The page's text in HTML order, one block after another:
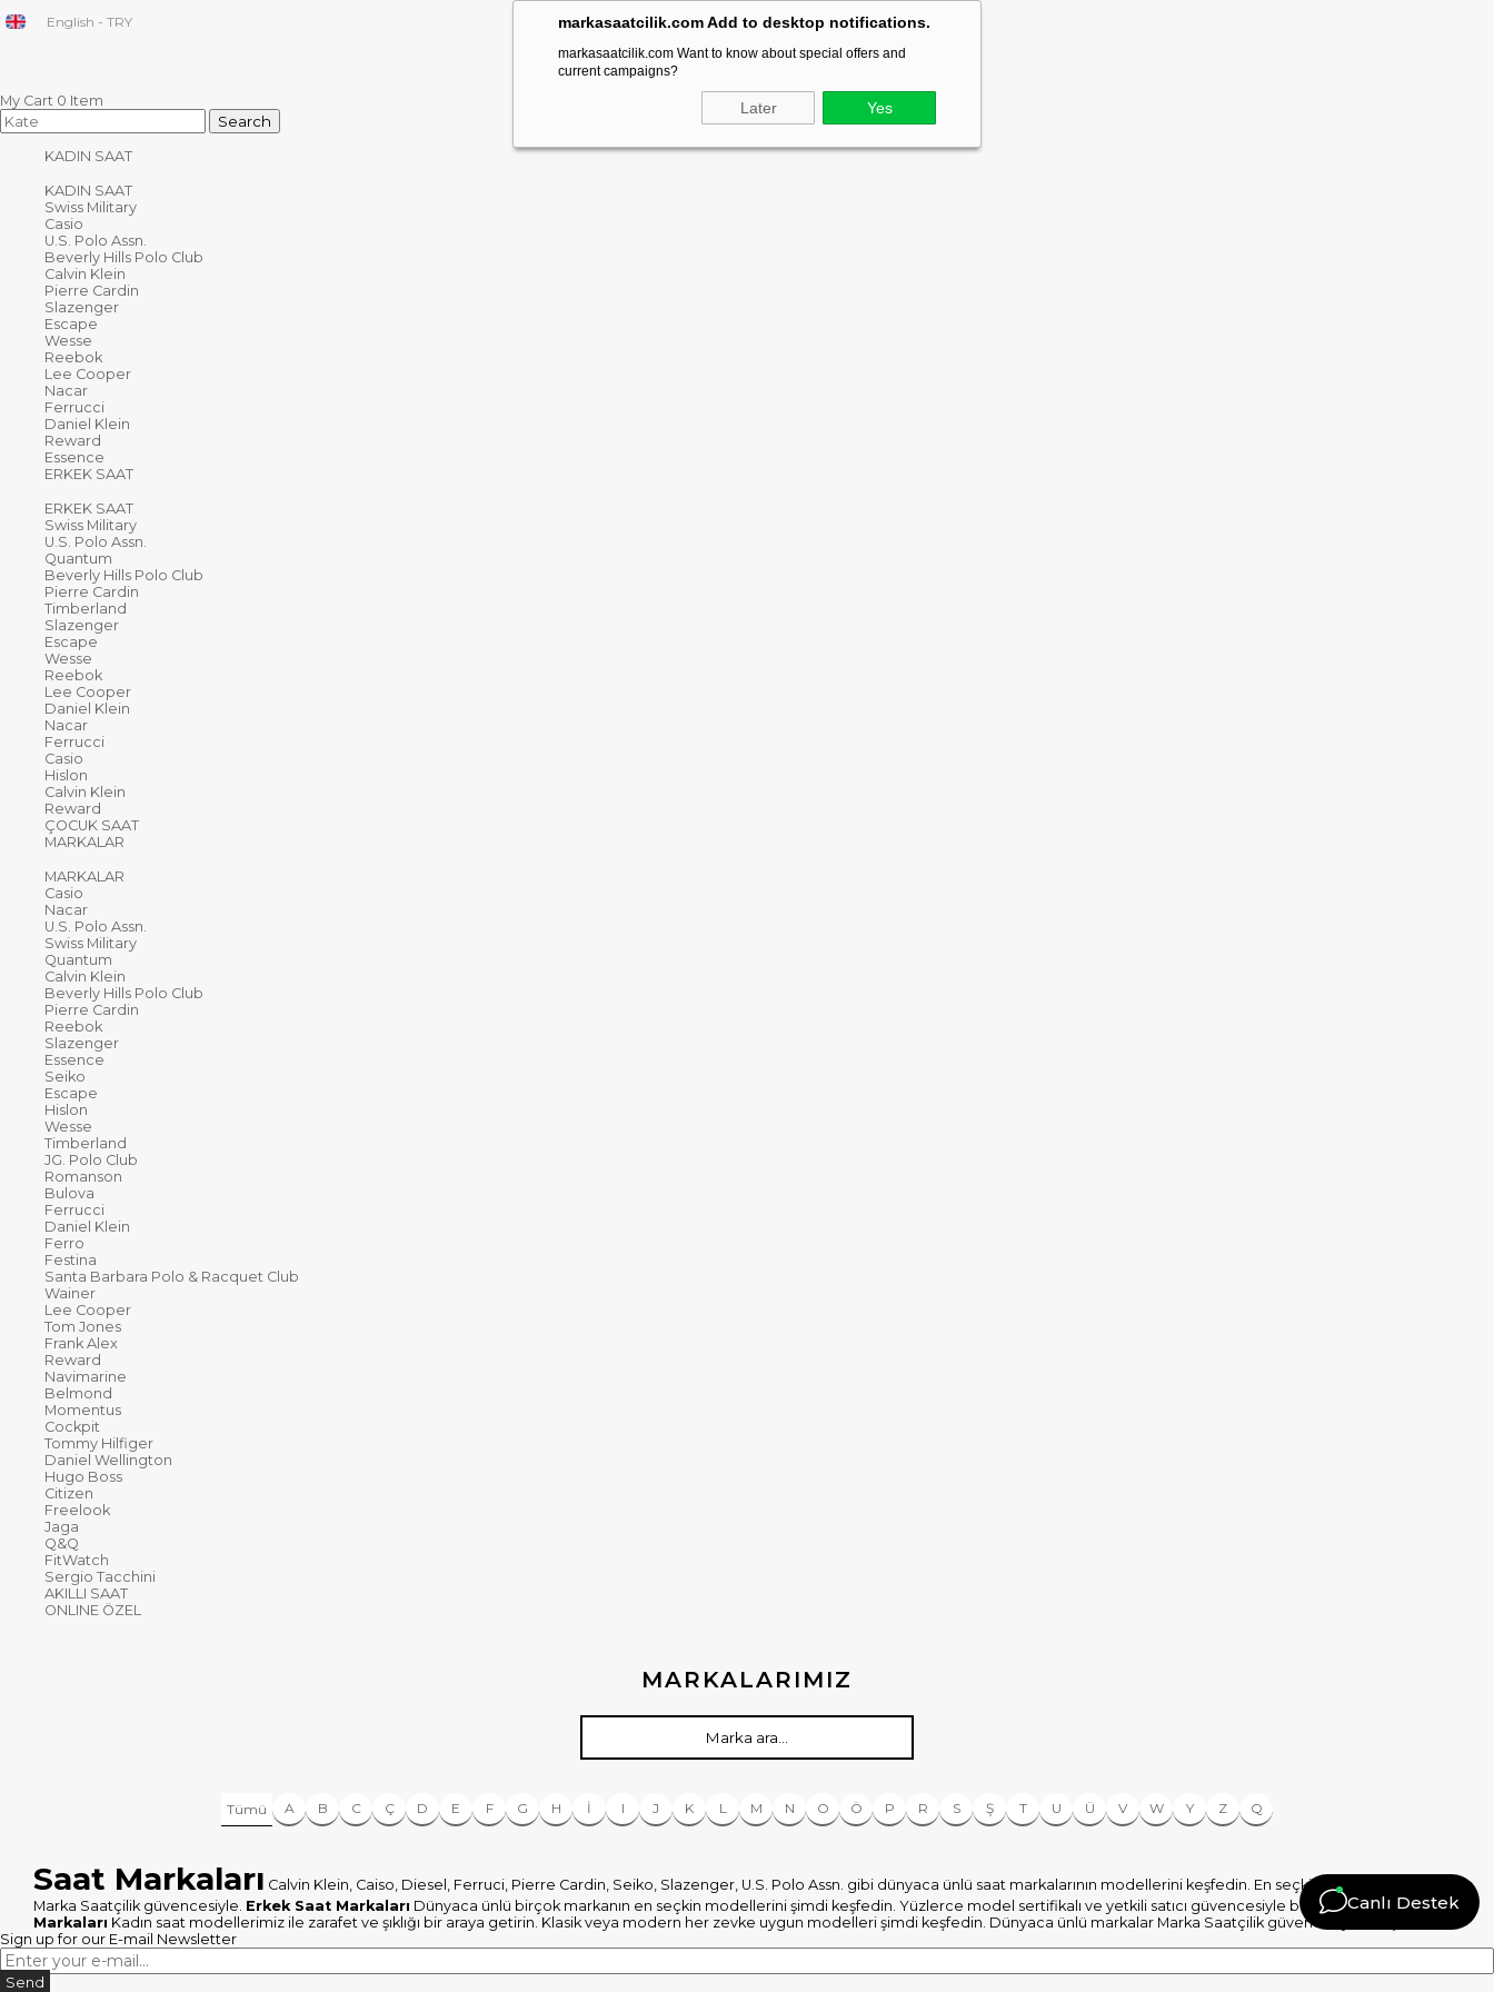
markasaatcilik.com Add to desktop notifications.
markasaatcilik.com Want to know about special offers and
current campaigns?
Later Yes
English - TRY
My Cart 0 Item
KADIN SAAT
KADIN SAAT
Swiss Military
Casio
U.S. Polo Assn.
Beverly Hills Polo Club
Calvin Klein
Pierre Cardin
Slazenger
Escape
Wesse
Reebok
Lee Cooper
Nacar
Ferrucci
Daniel Klein
Reward
Essence
ERKEK SAAT
ERKEK SAAT
Swiss Military
U.S. Polo Assn.
Quantum
Beverly Hills Polo Club
Pierre Cardin
Timberland
Slazenger
Escape
Wesse
Reebok
Lee Cooper
Daniel Klein
Nacar
Ferrucci
Casio
Hislon
Calvin Klein
Reward
ÇOCUK SAAT
MARKALAR
MARKALAR
Casio
Nacar
U.S. Polo Assn.
Swiss Military
Quantum
Calvin Klein
Beverly Hills Polo Club
Pierre Cardin
Reebok
Slazenger
Essence
Seiko
Escape
Hislon
Wesse
Timberland
JG. Polo Club
Romanson
Bulova
Ferrucci
Daniel Klein
Ferro
Festina
Santa Barbara Polo & Racquet Club
Wainer
Lee Cooper
Tom Jones
Frank Alex
Reward
Navimarine
Belmond
Momentus
Cockpit
Tommy Hilfiger
Daniel Wellington
Hugo Boss
Citizen
Freelook
Jaga
Q&Q
FitWatch
Sergio Tacchini
AKILLI SAAT
ONLINE ÖZEL
MARKALARIMIZ
Tümü A B C Ç D E F G H İ I J K L M N O Ö P R S Ş T U Ü V W Y Z Q
Saat Markaları Calvin Klein, Caiso, Diesel, Ferruci, Pierre Cardin, Seiko, Slazenger, U.S. Polo Assn. gibi dünyaca ünlü saat markalarının modellerini keşfedin. En seçkin markalar,
Marka Saatçilik güvencesiyle. Erkek Saat Markaları Dünyaca ünlü birçok markanın en seçkin modellerini şimdi keşfedin. Yüzlerce model sertifikalı ve yetkili satıcı güvencesiyle burada. Kadın Saat
Markaları Kadın saat modellerimiz ile zarafet ve şıklığı bir araya getirin. Klasik veya modern her zevke uygun modelleri şimdi keşfedin. Dünyaca ünlü markalar Marka Saatçilik güvencesiyle satışta.
Sign up for our E-mail Newsletter
Send
Canlı Destek